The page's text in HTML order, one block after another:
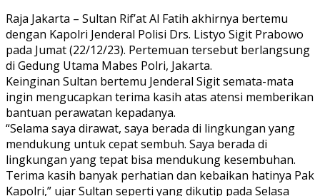
Raja Jakarta – Sultan Rif’at Al Fatih akhirnya bertemu
dengan Kapolri Jenderal Polisi Drs. Listyo Sigit Prabowo
pada Jumat (22/12/23). Pertemuan tersebut berlangsung
di Gedung Utama Mabes Polri, Jakarta.
Keinginan Sultan bertemu Jenderal Sigit semata-mata
ingin mengucapkan terima kasih atas atensi memberikan
bantuan perawatan kepadanya.
“Selama saya dirawat, saya berada di lingkungan yang
mendukung untuk cepat sembuh. Saya berada di
lingkungan yang tepat bisa mendukung kesembuhan.
Terima kasih banyak perhatian dan kebaikan hatinya Pak
Kapolri,” ujar Sultan seperti yang dikutip pada Selasa